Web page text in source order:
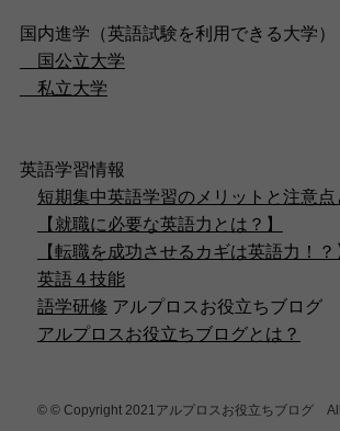
国内進学（英語試験を利用できる大学）
国公立大学
私立大学
英語学習情報
短期集中英語学習のメリットと注意点
【就職に必要な英語力とは？】
【転職を成功させるカギは英語力！？
英語４技能
語学研修 アルプロスお役立ちブログ
アルプロスお役立ちブログとは？
© © Copyright 2021アルプロスお役立ちブログ